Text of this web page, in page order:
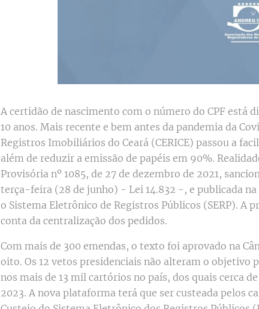
A certidão de nascimento com o número do CPF está
10 anos. Mais recente e bem antes da pandemia da
Registros Imobiliários do Ceará (CERICE) passou a
além de reduzir a emissão de papéis em 90%.
Provisória nº 1085, de 27 de dezembro de 2021,
terça-feira (28 de junho) - Lei 14.832 -, e publicada
o Sistema Eletrônico de Registros Públicos (SERP).
conta da centralização dos pedidos.
Com mais de 300 emendas, o texto foi aprovado na
oito. Os 12 vetos presidenciais não alteram o objetivo
nos mais de 13 mil cartórios no país, dos quais cerca
2023. A nova plataforma terá que ser custeada pelos